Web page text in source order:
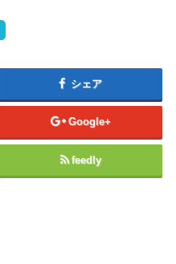
シェア
Google+
feedly